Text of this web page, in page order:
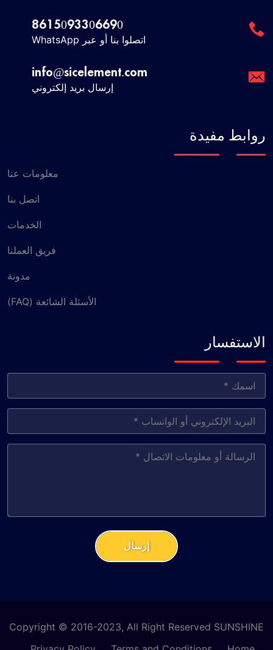
8615093306690
اتصلوا بنا أو عبر WhatsApp
info@sicelement.com
إرسال بريد إلكتروني
روابط مفيدة
معلومات عنا
اتصل بنا
الخدمات
فريق العملنا
مدونة
الأسئلة الشائعة (FAQ)
الاستفسار
إرسال
Copyright © 2016-2023, All Right Reserved SUNSHINE